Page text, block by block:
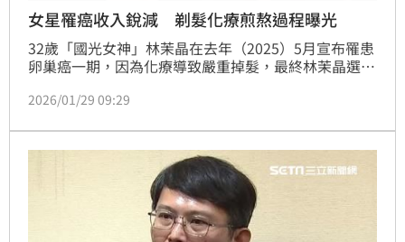
女星罹癌收入銳減 剃髮化療煎熬過程曝光
32歲「國光女神」林茉晶在去年（2025）5月宣布罹患
卵巢癌一期，因為化療導致嚴重掉髮，最終林茉晶選擇
言因為生病導致收入減少約5倍左右。蔡佩伶報導
2026/01/29 09:29